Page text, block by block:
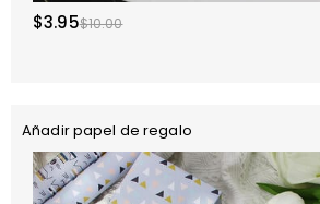
$3.95$10.00
Añadir papel de regalo